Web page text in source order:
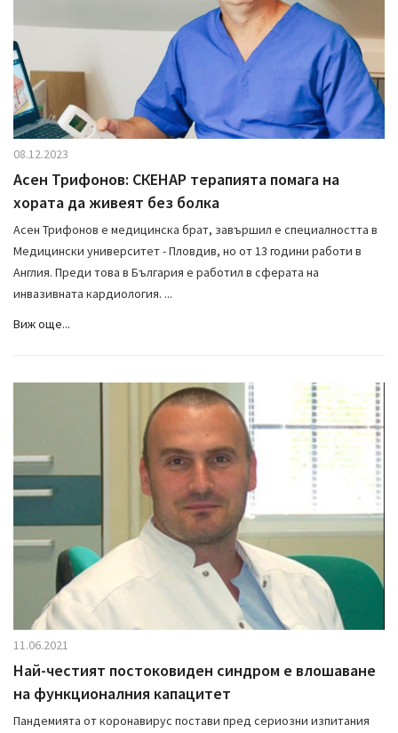
08.12.2023
Асен Трифонов: СКЕНАР терапията помага на
хората да живеят без болка
Асен Трифонов е медицинска брат, завършил е специалността в
Медицински университет - Пловдив, но от 13 години работи в
Англия. Преди това в България е работил в сферата на
инвазивната кардиология. ...
Виж още...
11.06.2021
Най-честият постоковиден синдром е влошаване
на функционалния капацитет
Пандемията от коронавирус постави пред сериозни изпитания